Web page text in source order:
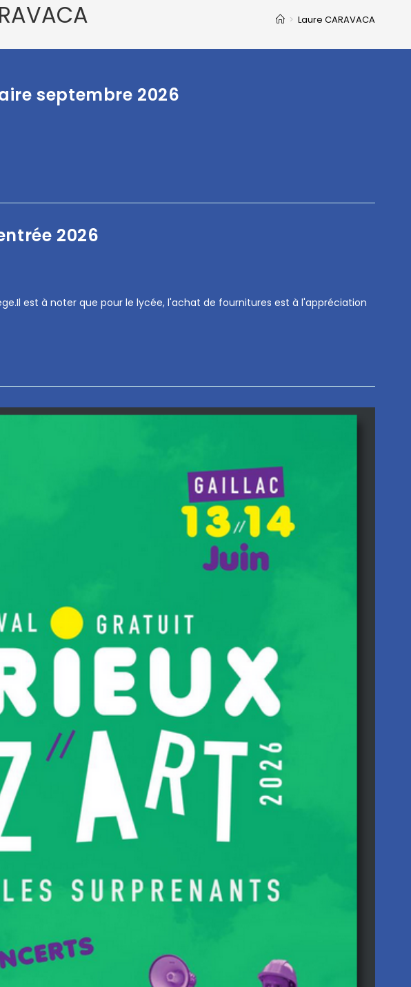
> Laure CARAVACA
septembre 2026
2026
est à noter que pour le lycée, l'achat de fournitures est à l'appréciation